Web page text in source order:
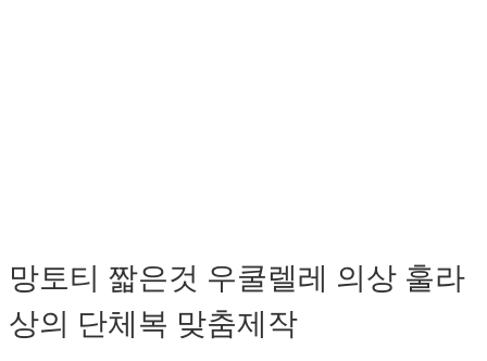
망토티 짧은것 우쿨렐레 의상 훌라
상의 단체복 맞춤제작